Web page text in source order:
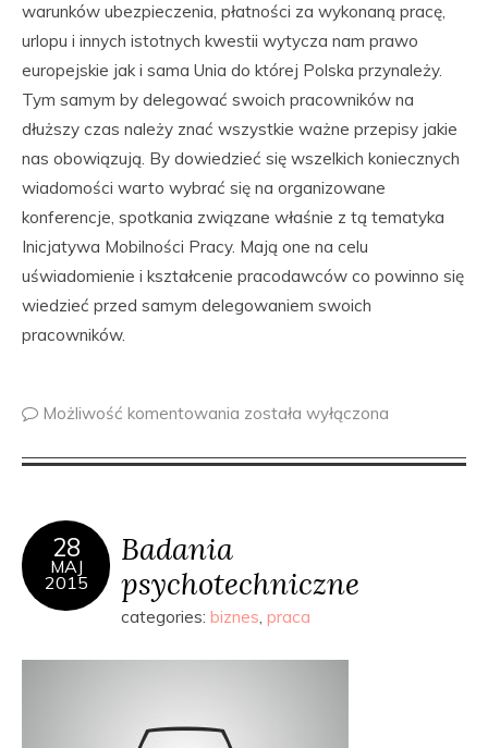
warunków ubezpieczenia, płatności za wykonaną pracę,
urlopu i innych istotnych kwestii wytycza nam prawo
europejskie jak i sama Unia do której Polska przynależy.
Tym samym by delegować swoich pracowników na
dłuższy czas należy znać wszystkie ważne przepisy jakie
nas obowiązują. By dowiedzieć się wszelkich koniecznych
wiadomości warto wybrać się na organizowane
konferencje, spotkania związane właśnie z tą tematyka
Inicjatywa Mobilności Pracy. Mają one na celu
uświadomienie i kształcenie pracodawców co powinno się
wiedzieć przed samym delegowaniem swoich
pracowników.
Możliwość komentowania została wyłączona
28
MAJ
2015
Badania
psychotechniczne
categories: biznes, praca